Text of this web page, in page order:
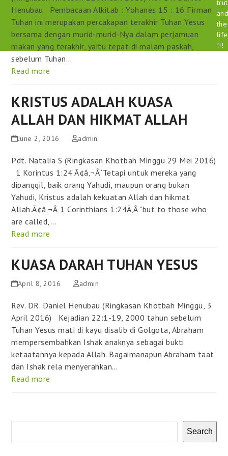
Henubau Pembacaan Alkitab : Yohanes 15 : 16 Firman
Tuhan ini merupakan percakapan terakhir Tuhan Yesus
bersama dengan murid-murid-Nya dalam perjamuan
makan yang terakhir, yaitu tepat di malam paskah,
sebelum Tuhan…
Read more
KRISTUS ADALAH KUASA
ALLAH DAN HIKMAT ALLAH
June 2, 2016 admin
Pdt. Natalia S (Ringkasan Khotbah Minggu 29 Mei 2016)
1 Korintus 1:24 Ã¢â‚¬Å“Tetapi untuk mereka yang
dipanggil, baik orang Yahudi, maupun orang bukan
Yahudi, Kristus adalah kekuatan Allah dan hikmat
Allah.Ã¢â‚¬Â 1 Corinthians 1:24Ã‚Â "but to those who
are called,…
Read more
KUASA DARAH TUHAN YESUS
April 8, 2016 admin
Rev. DR. Daniel Henubau (Ringkasan Khotbah Minggu, 3
April 2016) Kejadian 22:1-19, 2000 tahun sebelum
Tuhan Yesus mati di kayu disalib di Golgota, Abraham
mempersembahkan Ishak anaknya sebagai bukti
ketaatannya kepada Allah. Bagaimanapun Abraham taat
dan Ishak rela menyerahkan…
Read more
Search
the
life
!!!